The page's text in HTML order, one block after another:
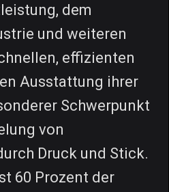
dem
und weiteren
effizienten
Ausstattung ihrer
Schwerpunkt
von
Druck und Stick.
60 Prozent der